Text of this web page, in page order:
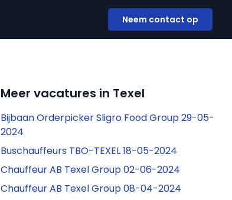
Neem contact op
Meer vacatures in Texel
Bijbaan Orderpicker Sligro Food Group 29-05-
2024
Buschauffeurs TBO-TEXEL 18-05-2024
Chauffeur AB Texel Group 02-06-2024
Chauffeur AB Texel Group 08-04-2024